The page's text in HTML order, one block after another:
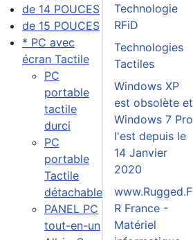
de 14 POUCES
de 15 POUCES
* PC avec
écran Tactile
PC
portable
tactile
durci
PC
portable
Tactile
détachable
PANEL PC
tout-en-un
Technologie
RFiD
Technologies
Tactiles
Windows XP
est obsolète et
Windows 7 Pro
l'est depuis le
14 Janvier
2020
www.Rugged.F
R France -
Matériel